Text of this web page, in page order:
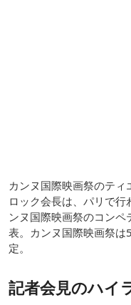
カンヌ国際映画祭のテ
ロック会長は、パリで
ンヌ国際映画祭のコン
表。カンヌ国際映画祭
定。
記者会見のハイ